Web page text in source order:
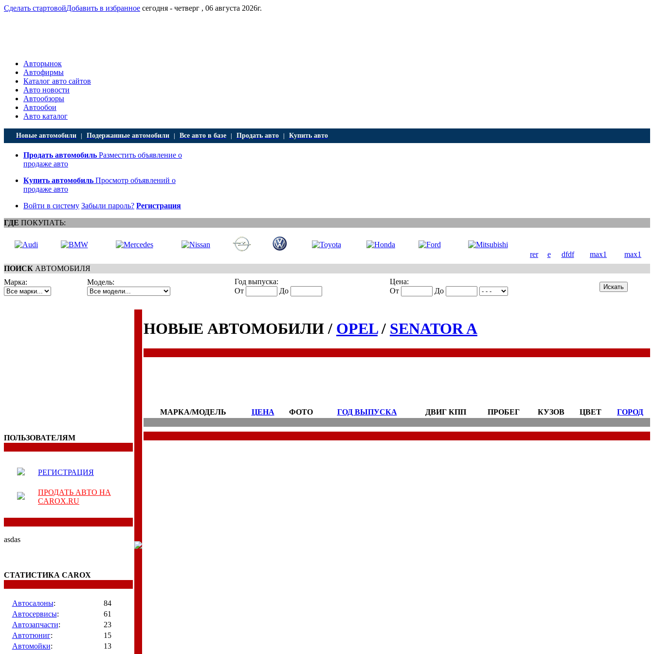
Сделать стартовойДобавить в избранное сегодня - четверг , 06 августа 2026г.
Авторынок
Автофирмы
Каталог авто сайтов
Авто новости
Автообзоры
Автообои
Авто каталог
Новые автомобили Подержанные автомобили Все авто в базе Продать авто Купить авто
Продать автомобиль Разместить объявление о
продаже авто
Купить автомобиль Просмотр объявлений о
продаже авто
Войти в систему Забыли пароль? Регистрация
ГДЕ ПОКУПАТЬ:
rer e dfdf max1
max1
ПОИСК АВТОМОБИЛЯ
Марка:
Модель:
Год выпуска:
От
До
Цена:
От
До
ПОЛЬЗОВАТЕЛЯМ
РЕГИСТРАЦИЯ
ПРОДАТЬ АВТО НА
CAROX.RU
asdas
СТАТИСТИКА CAROX
Автосалоны:
84
Автосервисы:
61
Автозапчасти:
23
Автотюниг:
15
Автомойки:
13
НОВЫЕ АВТОМОБИЛИ / OPEL/ SENATOR A
МАРКА/МОДЕЛЬ ЦЕНА ФОТО ГОД ВЫПУСКА ДВИГ КПП ПРОБЕГ КУЗОВ ЦВЕТ ГОРОД